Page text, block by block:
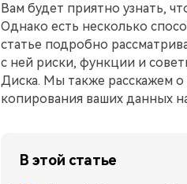
Вам будет приятно узнать,
Однако есть несколько
статье подробно
с ней риски, функции и
Диска. Мы также расскажем о
копирования ваших данных
В этой статье